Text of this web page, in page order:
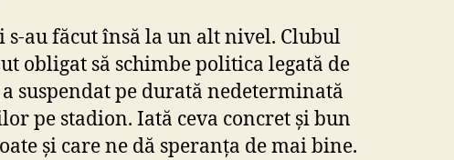
au făcut însă la un alt nivel. Clubul
obligat să schimbe politica legată de
suspendat pe durată nedeterminată
pe stadion. Iată ceva concret și bun
și care ne dă speranța de mai bine.